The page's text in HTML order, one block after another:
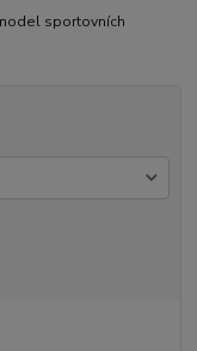
sportovních